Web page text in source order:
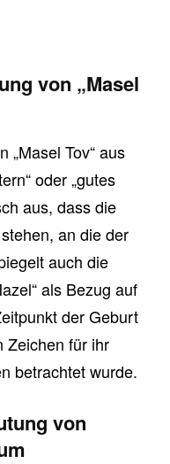
von „Masel
„Masel Tov“ aus
oder „gutes
aus, dass die
an die der
auch die
als Bezug auf
der Geburt
Zeichen für ihr
betrachtet wurde.
von